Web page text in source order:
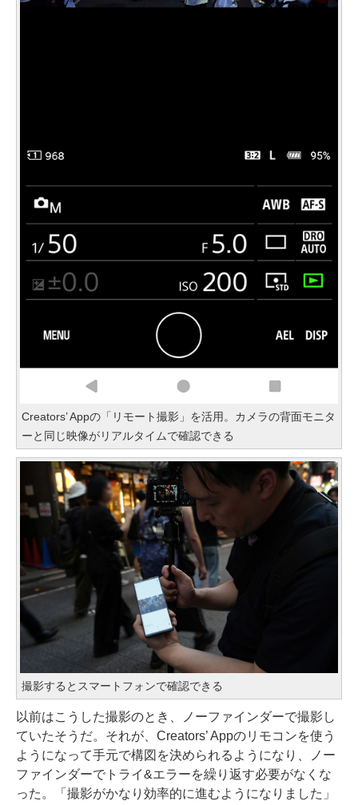
Creators’ Appの「リモート撮影」を活用。カメラの背面モニタ
ーと同じ映像がリアルタイムで確認できる
撮影するとスマートフォンで確認できる
以前はこうした撮影のとき、ノーファインダーで撮影し
ていたそうだ。それが、Creators’ Appのリモコンを使う
ようになって手元で構図を決められるようになり、ノー
ファインダーでトライ&エラーを繰り返す必要がなくな
った。「撮影がかなり効率的に進むようになりました」